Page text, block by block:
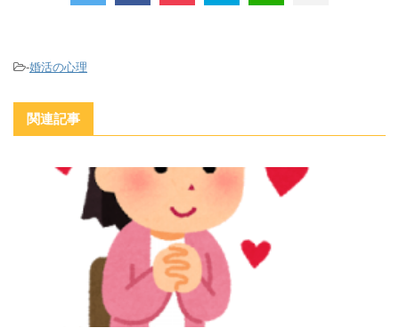
-婚活の心理
関連記事